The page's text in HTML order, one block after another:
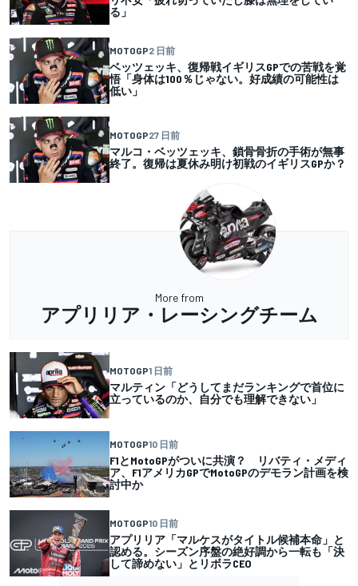
る」
MOTOGP2 日前
ベッツェッキ、復帰戦イギリスGPでの苦戦を覚
悟「身体は100％じゃない。好成績の可能性は
低い」
MOTOGP27 日前
マルコ・ベッツェッキ、鎖骨骨折の手術が無事
終了。復帰は夏休み明け初戦のイギリスGPか？
More from
アプリリア・レーシングチーム
MOTOGP1 日前
マルティン「どうしてまだランキングで首位に
立っているのか、自分でも理解できない」
MOTOGP10 日前
F1とMotoGPがついに共演？ リバティ・メディ
ア、F1アメリカGPでMotoGPのデモラン計画を検
討中か
MOTOGP10 日前
アプリリア「マルケスがタイトル候補本命」と
認める。シーズン序盤の絶好調から一転も「決
して諦めない」とリボラCEO